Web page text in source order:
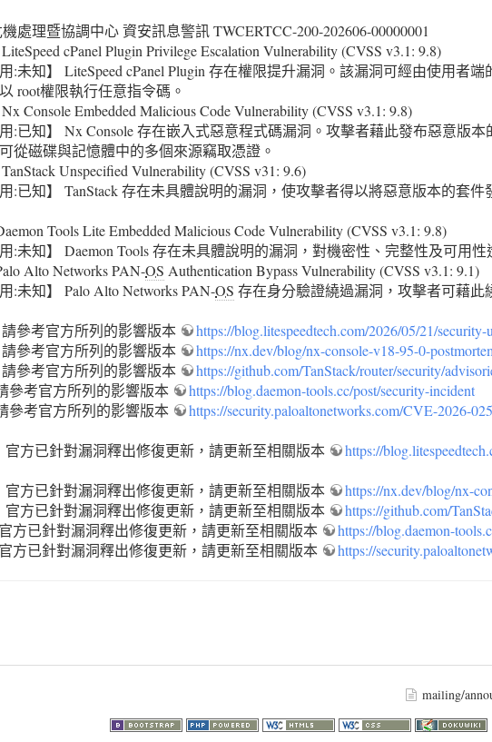
處理暨協調中心 資安訊息警訊 TWCERTCC-200-202606-00000001
cPanel Plugin Privilege Escalation Vulnerability (CVSS v3.1: 9.8)
:未知】 LiteSpeed cPanel Plugin 存在權限提升漏洞。該漏洞可經由使用者
root權限執行任意指令碼。
Console Embedded Malicious Code Vulnerability (CVSS v3.1: 9.8)
:已知】 Nx Console 存在嵌入式惡意程式碼漏洞。攻擊者藉此發布惡意版
從磁碟與記憶體中的多個來源竊取憑證。
Unspecified Vulnerability (CVSS v31: 9.6)
:已知】 TanStack 存在未具體說明的漏洞，使攻擊者得以將惡意版本的套
Tools Lite Embedded Malicious Code Vulnerability (CVSS v3.1: 9.8)
:未知】 Daemon Tools 存在未具體說明的漏洞，對機密性、完整性及可用性
Alto Networks PAN-OS Authentication Bypass Vulnerability (CVSS v3.1: 9.1)
:未知】 Palo Alto Networks PAN-OS 存在身分驗證繞過漏洞，攻擊者可藉此
請參考官方所列的影響版本
https://blog.litespeedtech.com/2026/05/21/
請參考官方所列的影響版本
https://nx.dev/blog/nx-console-v18-95-0-
請參考官方所列的影響版本
https://github.com/TanStack/router/security/
參考官方所列的影響版本
https://blog.daemon-tools.cc/post/security-incident
參考官方所列的影響版本
https://security.paloaltonetworks.com/CVE-2026-
官方已針對漏洞釋出修復更新，請更新至相關版本
https://
官方已針對漏洞釋出修復更新，請更新至相關版本
https://nx.dev/blog/nx-
官方已針對漏洞釋出修復更新，請更新至相關版本
https://github.com/
官方已針對漏洞釋出修復更新，請更新至相關版本
https://blog.daemon-
官方已針對漏洞釋出修復更新，請更新至相關版本
https://
mailing/